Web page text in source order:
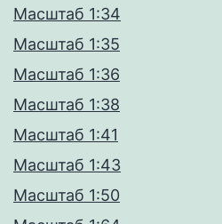
Масштаб 1:34
Масштаб 1:35
Масштаб 1:36
Масштаб 1:38
Масштаб 1:41
Масштаб 1:43
Масштаб 1:50